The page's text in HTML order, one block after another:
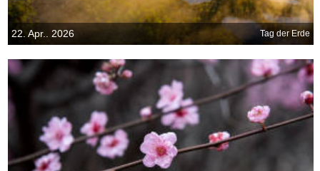
22. Apr.. 2026 Tag der Erde